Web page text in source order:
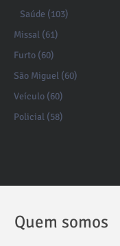
Saúde (103)
Missal (61)
Furto (60)
São Miguel (60)
Veículo (60)
Policial (58)
Quem somos